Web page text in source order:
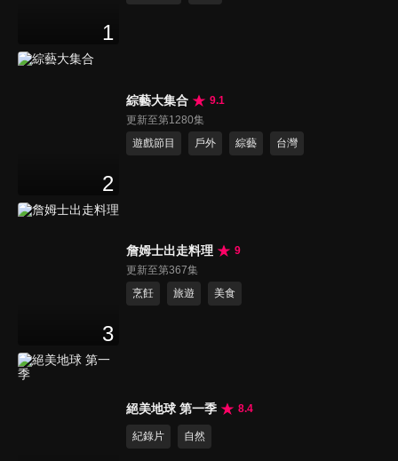
1
2
綜藝大集合
9.1
更新至第1280集
遊戲節目
戶外 綜藝 台灣
3
詹姆士出走料理
9
更新至第367集
烹飪
旅遊 美食
絕美地球 第一季 8.4
紀錄片 自然